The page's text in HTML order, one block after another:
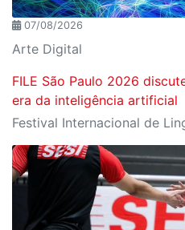
07/08/2026
Arte Digital
FILE São Paulo 2026
era da inteligência artificial